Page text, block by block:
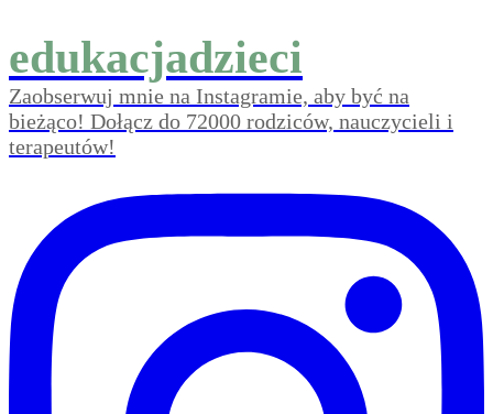
edukacjadzieci
Zaobserwuj mnie na Instagramie, aby być na
bieżąco! Dołącz do 72000 rodziców, nauczycieli i
terapeutów!